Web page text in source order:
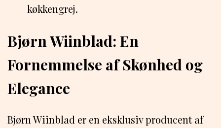
køkkengrej.
Bjørn Wiinblad: En
Fornemmelse af Skønhed og
Elegance
Bjørn Wiinblad er en eksklusiv producent af